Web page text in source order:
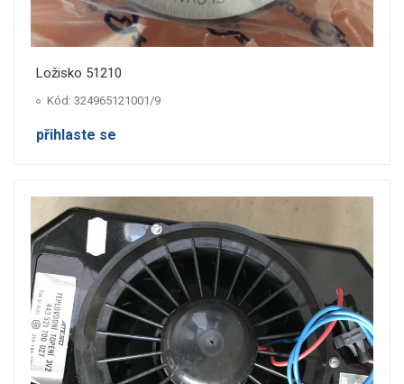
Ložisko 51210
Kód: 324965121001/9
přihlaste se